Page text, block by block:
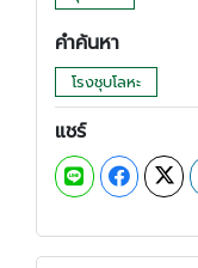
คำค้นหา
โรงชุบโลหะ
แชร์